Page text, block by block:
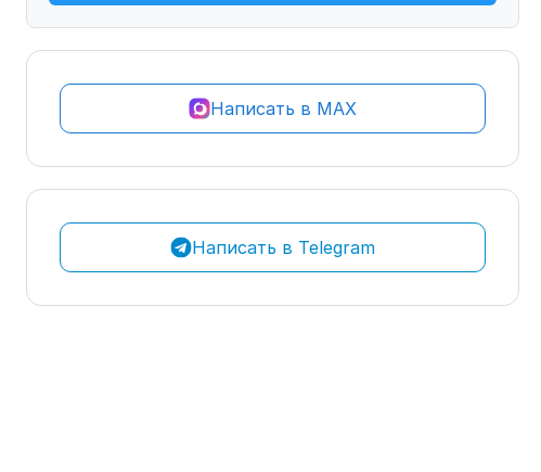
Написать в MAX
Написать в Telegram